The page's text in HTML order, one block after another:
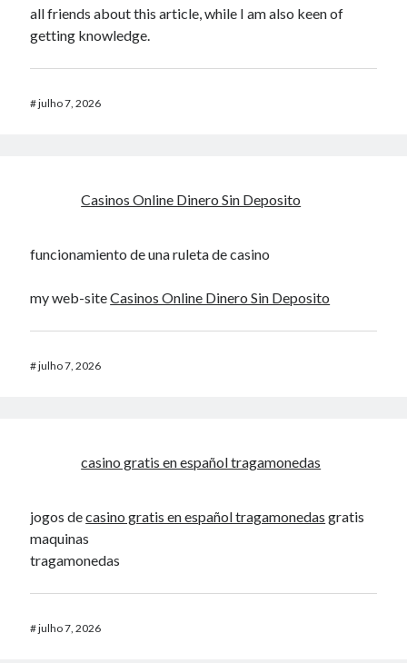
all friends about this article, while I am also keen of
getting knowledge.
#julho 7, 2026
Casinos Online Dinero Sin Deposito
funcionamiento de una ruleta de casino
my web-siteCasinos Online Dinero Sin Deposito
#julho 7, 2026
casino gratis en español tragamonedas
jogos decasino gratis en español tragamonedas gratis
maquinas
tragamonedas
#julho 7, 2026